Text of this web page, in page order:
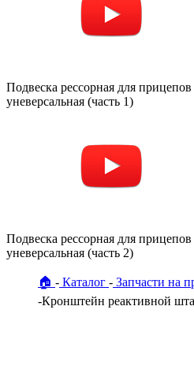
Подвеска рессорная для
уневерсальная (часть 1)
Подвеска рессорная для
уневерсальная (часть 2)
🏠 Каталог Запчасти на
Кронштейн реактивной